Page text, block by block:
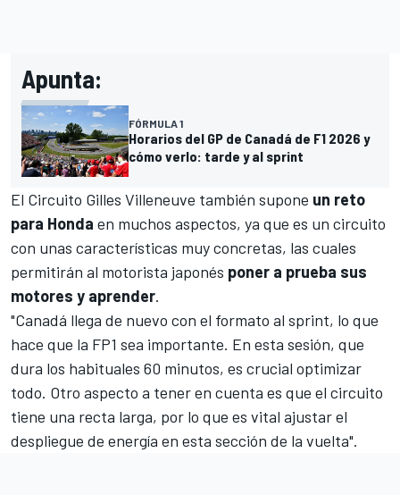
Apunta:
FÓRMULA 1
Horarios del GP de Canadá de F1 2026 y
cómo verlo: tarde y al sprint
El Circuito Gilles Villeneuve también supone un reto
para Honda en muchos aspectos, ya que es un circuito
con unas características muy concretas, las cuales
permitirán al motorista japonés poner a prueba sus
motores y aprender.
"Canadá llega de nuevo con el formato al sprint, lo que
hace que la FP1 sea importante. En esta sesión, que
dura los habituales 60 minutos, es crucial optimizar
todo. Otro aspecto a tener en cuenta es que el circuito
tiene una recta larga, por lo que es vital ajustar el
despliegue de energía en esta sección de la vuelta".